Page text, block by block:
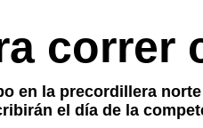
correr
en la precordillera
el día de la